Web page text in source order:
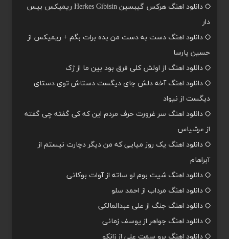
دانلود اهنگ هرکس گیبسین Herkes Gibisin ریمیکس بیس
دار
دانلود اهنگ دست به دست من بده برات بگم + ریمیکس از
حسین پارسا
دانلود اهنگ از اولش کلی فرق بود بین ما از ژک
دانلود اهنگ آخه دلش جای دیگست دستاش توی دستای
دیگست از نیواد
دانلود اهنگ سر غرورت حرف مردم این که کی گفته چی گفته
از عرشیاس
دانلود اهنگ یک روز میایی که من دیگر دچارت نیستم از
آبراهام
دانلود اهنگ شیت بوم لو ساته از آوات بوکانی
دانلود اهنگ مرداب از احمد سلو
دانلود اهنگ جنگ از علی عبدالمالکی
دانلود اهنگ جواهر از یوسف زمانی
دانلود اهنگ برو سمت علی از زانکو